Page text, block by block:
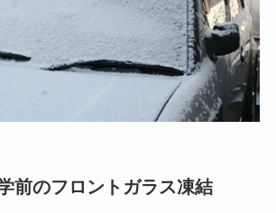
前のフロントガラス凍結